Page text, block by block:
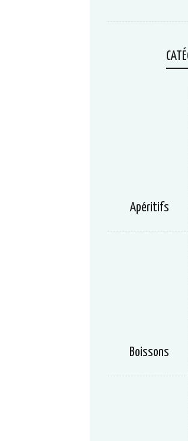
Apéritifs
Boissons